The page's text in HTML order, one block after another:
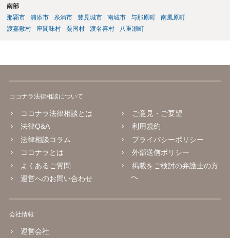
南部
那覇市
浦添市 糸満市 豊見城市 南城市 与那原町
南風原町
渡嘉敷村
座間味村 粟国村 渡名喜村 八重瀬町
ココナラ法律相談について
ココナラ法律相談とは
法律Q&A
法律相談コラム
ココナラとは
よくあるご質問
運営へのお問い合わせ
ご意見・ご要望
利用規約
プライバシーポリシー
外部送信ポリシー
掲載をご検討の弁護士の方
へ
会社情報
運営会社